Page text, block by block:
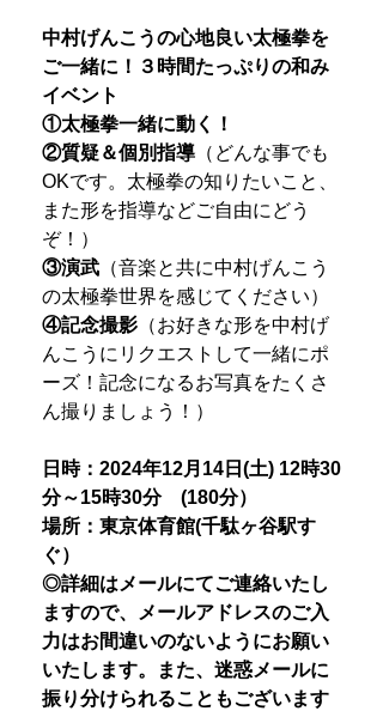
中村げんこうの心地良い太極拳を
ご一緒に！３時間たっぷりの和み
イベント
①太極拳一緒に動く！
②質疑＆個別指導 （どんな事でも
OKです。太極拳の知りたいこと、
また形を指導などご自由にどう
ぞ！）
③演武 （音楽と共に中村げんこう
の太極拳世界を感じてください）
④記念撮影 （お好きな形を中村げ
んこうにリクエストして一緒にポ
ーズ！記念になるお写真をたくさ
ん撮りましょう！）
日時：2024年12月14日(土) 12時30
分～15時30分 (180分）
場所：東京体育館(千駄ヶ谷駅す
ぐ）
◎詳細はメールにてご連絡いたし
ますので、メールアドレスのご入
力はお間違いのないようにお願い
いたします。また、迷惑メールに
振り分けられることもございます